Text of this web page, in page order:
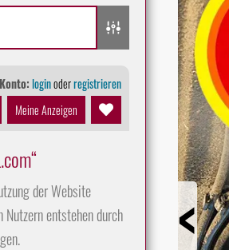
loginoderregistrieren
Meine Anzeigen
der Website
Nutzern entstehen durch
Prev